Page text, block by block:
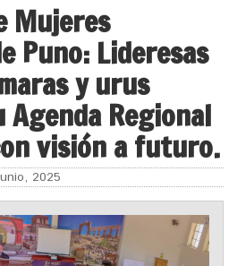
Mujeres
Puno: Lideresas
y urus
Regional
visión a futuro.
2025